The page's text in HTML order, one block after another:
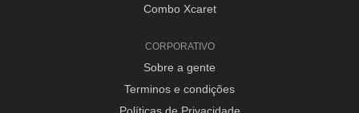
Combo Xcaret
CORPORATIVO
Sobre a gente
Terminos e condições